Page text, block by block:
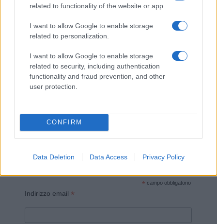
related to functionality of the website or app.
I want to allow Google to enable storage
related to personalization.
I want to allow Google to enable storage
related to security, including authentication
functionality and fraud prevention, and other
user protection.
CONFIRM
Data Deletion Data Access Privacy Policy
Invia un Comunicato Stampa|Pubblicità|
Vuoi rimanere sempre aggiornato?
Iscriviti alla newsletter di Gallura Oggi e ricevi le nostre
sul sito web!
* campo obbligatorio
Indirizzo email *